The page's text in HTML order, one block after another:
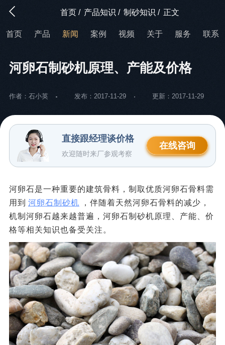
首页 / 产品知识 / 制砂知识 / 正文
首页 产品 新闻 案例 视频 关于 服务 联系
河卵石制砂机原理、产能及价格
作者：石小英 发布：2017-11-29 更新：2017-11-29
直接跟经理谈价格
欢迎随时来厂参观考察
在线咨询
河卵石是一种重要的建筑骨料，制取优质河卵石骨料需
用到 河卵石制砂机
，伴随着天然河卵石骨料的减少，
机制河卵石越来越普遍，河卵石制砂机原理、产能、价
格等相关知识也备受关注。